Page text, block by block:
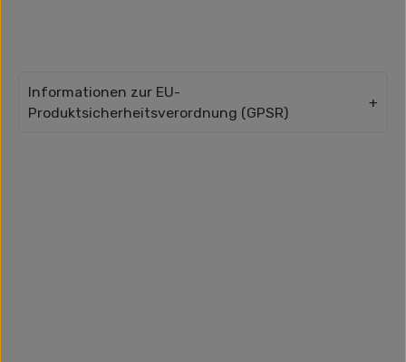
Informationen zur EU-
Produktsicherheitsverordnung (GPSR)